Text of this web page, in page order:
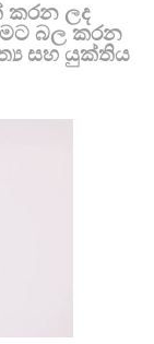
ලද
බල කරන
සහ යුක්තිය